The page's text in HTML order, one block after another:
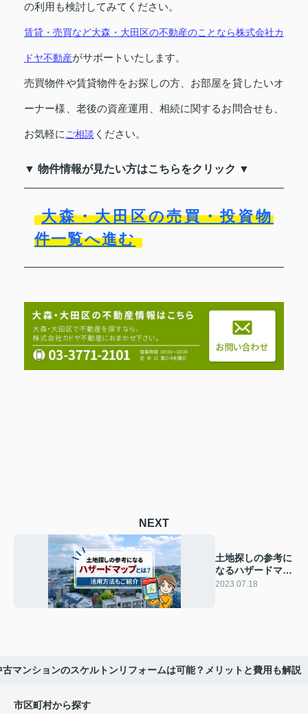
の利用も検討してみてください。
賃貸・売買など大森・大田区の不動産のことなら株式会社カ
ドヤ不動産がサポートいたします。
売買物件や賃貸物件をお探しの方、お部屋を貸したいオ
ーナー様、老後の資産運用、相続に関するお問合せも、
お気軽に ご相談 ください。
▼ 物件情報が見たい方はこちらをクリック ▼
大森・大田区の売買・投資物
件一覧へ進む
NEXT
土地探しの参考に
なるハザードマッ
プとは？活用方法
2023.07.18
古マンションのスケルトンリフォームは可能？メリットと費用も解説
市区町村から探す